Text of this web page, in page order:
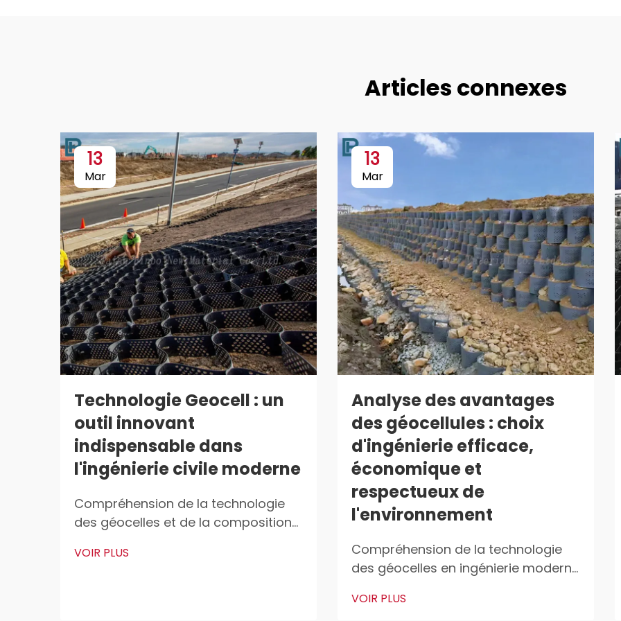
Articles connexes
13
Mar
Technologie Geocell : un
outil innovant
indispensable dans
l'ingénierie civile moderne
Compréhension de la technologie
des géocelles et de la composition
Les géocelles sont ces structures
VOIR PLUS
13
Mar
Analyse des avantages
des géocellules : choix
d'ingénierie efficace,
économique et
respectueux de
l'environnement
Compréhension de la technologie
des géocelles en ingénierie moderne
confinement cellulaire 3D La
VOIR PLUS